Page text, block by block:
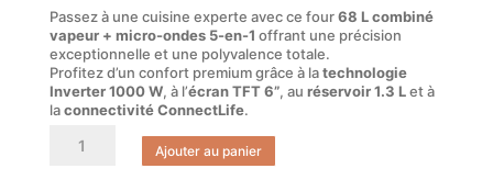
Passez à une cuisine experte avec ce four68 L combiné
vapeur + micro-ondes 5-en-1 offrant une précision
exceptionnelle et une polyvalence totale.
Profitez d’un confort premium grâce à latechnologie
Inverter 1000 W, à l’écran TFT 6”, au réservoir 1.3 Let à
laconnectivité ConnectLife.
Ajouter au panier